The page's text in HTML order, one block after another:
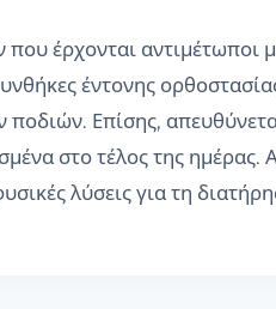
έρχονται αντιμέτωποι
έντονης
Επίσης,
στο τέλος της ημέρας.
λύσεις για τη